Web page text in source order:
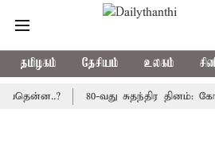
தமிழகம் தேசியம் உலகம்
80-வது சுதந்திர தினம்: